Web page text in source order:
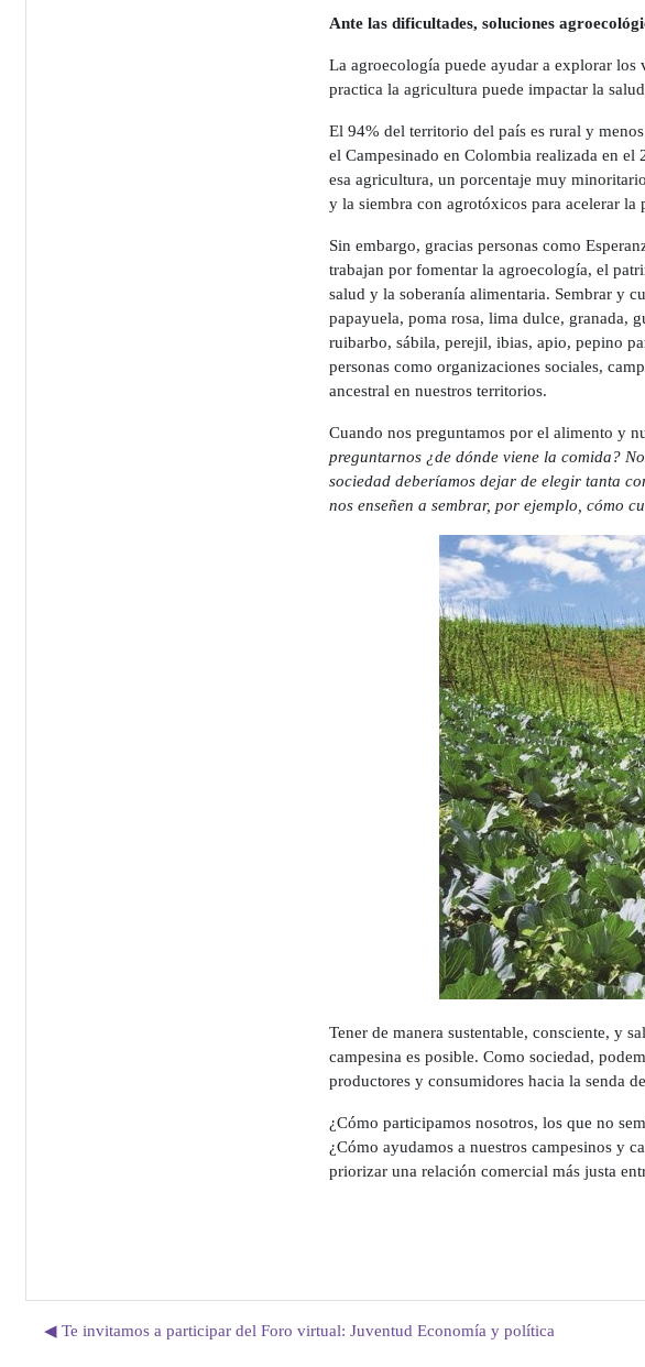
Ante las dificultades, soluciones
La agroecología puede ayudar a explorar
practica la agricultura puede impactar la
El 94% del territorio del país es rural y
el Campesinado en Colombia realizada en
esa agricultura, un porcentaje muy
y la siembra con agrotóxicos para acelerar la
Sin embargo, gracias personas como
trabajan por fomentar la agroecología, el
salud y la soberanía alimentaria. Sembrar y
papayuela, poma rosa, lima dulce, granada,
ruibarbo, sábila, perejil, ibias, apio, pepino
personas como organizaciones sociales,
ancestral en nuestros territorios.
Cuando nos preguntamos por el alimento y
preguntarnos ¿de dónde viene la comida?
sociedad deberíamos dejar de elegir tanta
nos enseñen a sembrar, por ejemplo, cómo
Tener de manera sustentable, consciente, y
campesina es posible. Como sociedad,
productores y consumidores hacia la senda
¿Cómo participamos nosotros, los que no
¿Cómo ayudamos a nuestros campesinos y
priorizar una relación comercial más justa
◀︎ Te invitamos a participar del Foro virtual: Juventud Economía y política